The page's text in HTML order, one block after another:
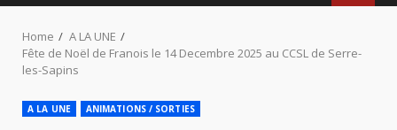
Home
A LA UNE
Fête de Noël de Franois le 14 Decembre 2025 au CCSL de Serre-
les-Sapins
A LA UNE ANIMATIONS / SORTIES